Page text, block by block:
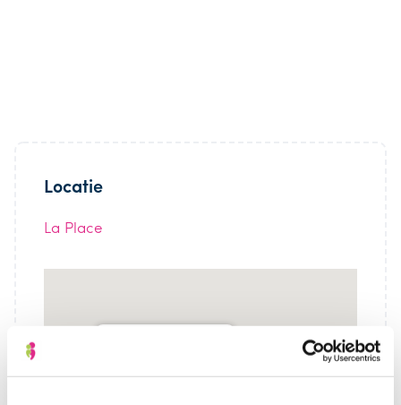
Locatie
La Place
La Place